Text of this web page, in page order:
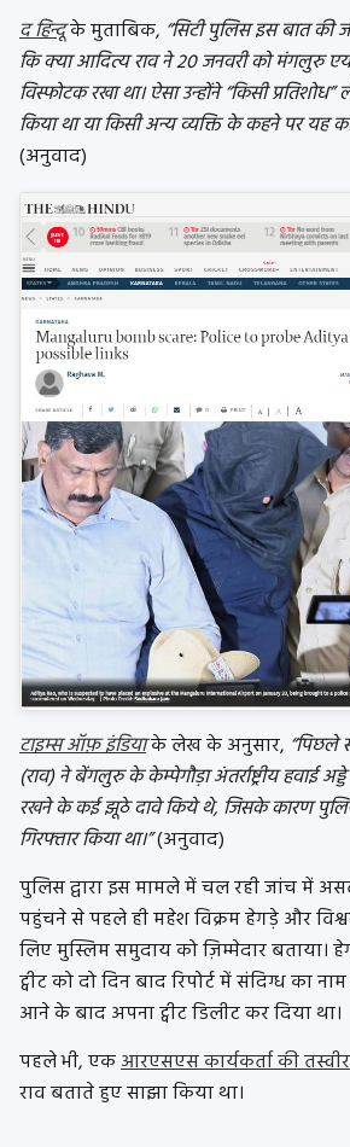
द हिन्दूके मुताबिक, “सिटी पुलिस इस बात की
कि क्या आदित्य राव ने 20 जनवरी को मंगलुरु
विस्फोटक रखा था। ऐसा उन्होंने “किसी
किया था या किसी अन्य व्यक्ति के कहने पर यह
(अनुवाद)
टाइम्स ऑफ़ इंडियाके लेख के अनुसार, “पिछले
(राव) ने बेंगलुरु के केम्पेगौड़ा अंतर्राष्ट्रीय हवाई
रखने के कई झूठे दावे किये थे, जिसके कारण
गिरफ्तार किया था।”(अनुवाद)
पुलिस द्वारा इस मामले में चल रही जांच में
पहुंचने से पहले ही महेश विक्रम हेगड़े और
लिए मुस्लिम समुदाय को ज़िम्मेदार बताया।
ट्वीट को दो दिन बाद रिपोर्ट में संदिग्ध का
आने के बाद अपना ट्वीट डिलीट कर दिया था।
पहले भी, एकआरएसएस कार्यकर्ता की तस्वीर
राव बताते हुए साझा किया था।